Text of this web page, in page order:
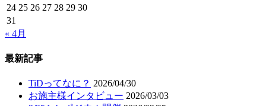
24 25 26 27 28 29 30
31
« 4月
最新記事
TiDってなに？ 2026/04/30
お施主様インタビュー 2026/03/03